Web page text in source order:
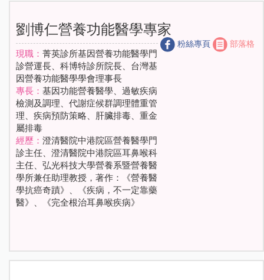
劉博仁營養功能醫學專家
粉絲專頁 部落格
現職： 菁英診所基因營養功能醫學門
診營運長、科博特診所院長、台灣基
因營養功能醫學學會理事長
專長： 基因功能營養醫學、過敏疾病
檢測及調理、代謝症候群調理體重管
理、疾病預防策略、肝臟排毒、重金
屬排毒
經歷： 澄清醫院中港院區營養醫學門
診主任、澄清醫院中港院區耳鼻喉科
主任、弘光科技大學營養系暨營養醫
學所兼任助理教授，著作：《營養醫
學抗癌奇蹟》、《疾病，不一定靠藥
醫》、《完全根治耳鼻喉疾病》